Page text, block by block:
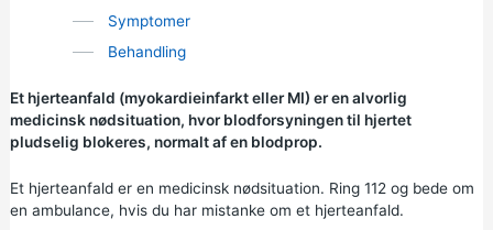
Symptomer
Behandling
Et hjerteanfald (myokardieinfarkt eller MI) er en alvorlig
medicinsk nødsituation, hvor blodforsyningen til hjertet
pludselig blokeres, normalt af en blodprop.
Et hjerteanfald er en medicinsk nødsituation. Ring 112 og bede om
en ambulance, hvis du har mistanke om et hjerteanfald.